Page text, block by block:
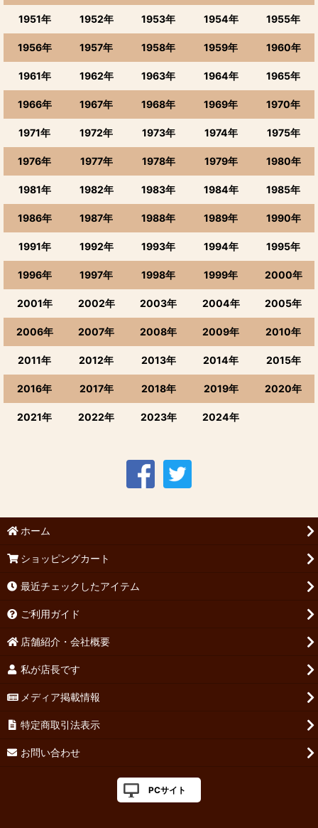
1951年 1952年 1953年 1954年 1955年
1956年 1957年 1958年 1959年 1960年
1961年 1962年 1963年 1964年 1965年
1966年 1967年 1968年 1969年 1970年
1971年 1972年 1973年 1974年 1975年
1976年 1977年 1978年 1979年 1980年
1981年 1982年 1983年 1984年 1985年
1986年 1987年 1988年 1989年 1990年
1991年 1992年 1993年 1994年 1995年
1996年 1997年 1998年 1999年 2000年
2001年 2002年 2003年 2004年 2005年
2006年 2007年 2008年 2009年 2010年
2011年 2012年 2013年 2014年 2015年
2016年 2017年 2018年 2019年 2020年
2021年 2022年 2023年 2024年
ホーム
ショッピングカート
最近チェックしたアイテム
ご利用ガイド
店舗紹介・会社概要
私が店長です
メディア掲載情報
特定商取引法表示
お問い合わせ
PCサイト